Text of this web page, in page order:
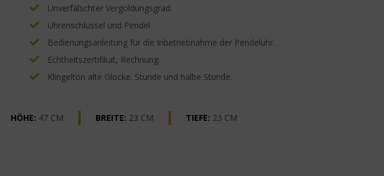
Unverfälschter Vergoldungsgrad.
Uhrenschlüssel und Pendel
Bedienungsanleitung für die Inbetriebnahme der Pendeluhr.
Echtheitszertifikat, Rechnung.
Klingelton alte Glocke. Stunde und halbe Stunde.
HÖHE: 47 CM BREITE: 23 CM TIEFE: 23 CM